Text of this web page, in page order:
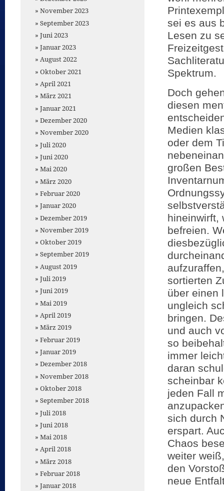
sei es aus
Lesen zu
Spektrum.
Doch
diesen
Medien
oder dem
großen
hineinwirft,
befreien.
sortierten
über einen
ungleich
bringen.
und auch
so
immer
daran
scheinbar
jeden Fall
sich durch
erspart.
Chaos
weiter
den
neue
November 2023
September 2023
Juni 2023
Januar 2023
August 2022
Oktober 2021
April 2021
März 2021
Januar 2021
Dezember 2020
November 2020
Juli 2020
Juni 2020
Mai 2020
März 2020
Februar 2020
Januar 2020
Dezember 2019
November 2019
Oktober 2019
September 2019
August 2019
Juli 2019
Juni 2019
Mai 2019
April 2019
März 2019
Februar 2019
Januar 2019
Dezember 2018
November 2018
Oktober 2018
September 2018
Juli 2018
Juni 2018
Mai 2018
April 2018
März 2018
Februar 2018
Januar 2018